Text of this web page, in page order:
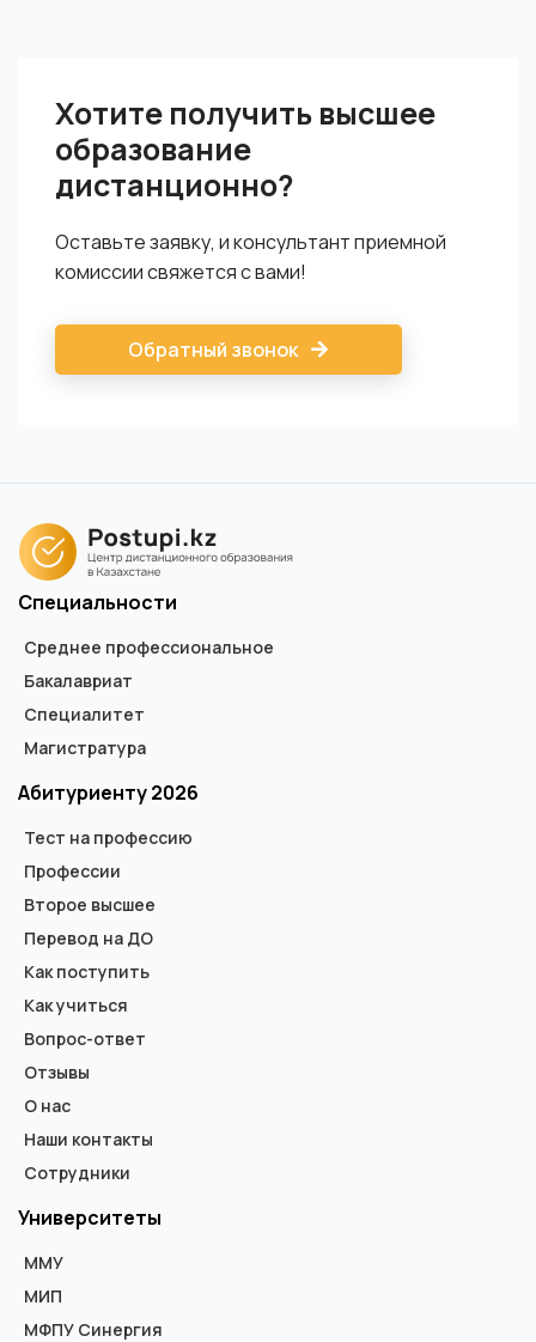
вебинаров, консультаций, сдача тестов, важные события
учебы.
Хотите получить высшее
образование
дистанционно?
Оставьте заявку, и консультант приемной
комиссии свяжется с вами!
Обратный звонок
Специальности
Среднее профессиональное
Бакалавриат
Специалитет
Магистратура
Абитуриенту 2026
Тест на профессию
Профессии
Второе высшее
Перевод на ДО
Как поступить
Как учиться
Вопрос-ответ
Отзывы
О нас
Наши контакты
Сотрудники
Университеты
ММУ
МИП
МФПУ Синергия